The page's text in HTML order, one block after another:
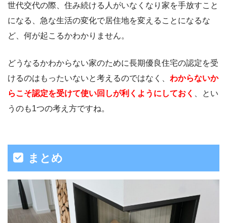
世代交代の際、住み続ける人がいなくなり家を手放すこと
になる、急な生活の変化で居住地を変えることになるな
ど、何が起こるかわかりません。
どうなるかわからない家のために長期優良住宅の認定を受
けるのはもったいないと考えるのではなく、 わからないか
らこそ認定を受けて使い回しが利くようにしておく
、とい
うのも1つの考え方ですね。
まとめ